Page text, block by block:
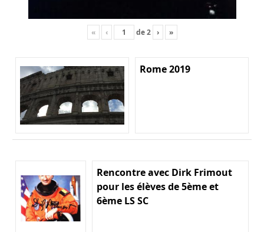
« ‹ de2 › »
Rome 2019
Rencontre avec Dirk Frimout
pour les élèves de 5ème et
6ème LS SC